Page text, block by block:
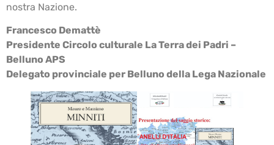
nostra Nazione.
Francesco Demattè
Presidente Circolo culturale La Terra dei Padri –
Belluno APS
Delegato provinciale per Belluno della Lega Nazionale